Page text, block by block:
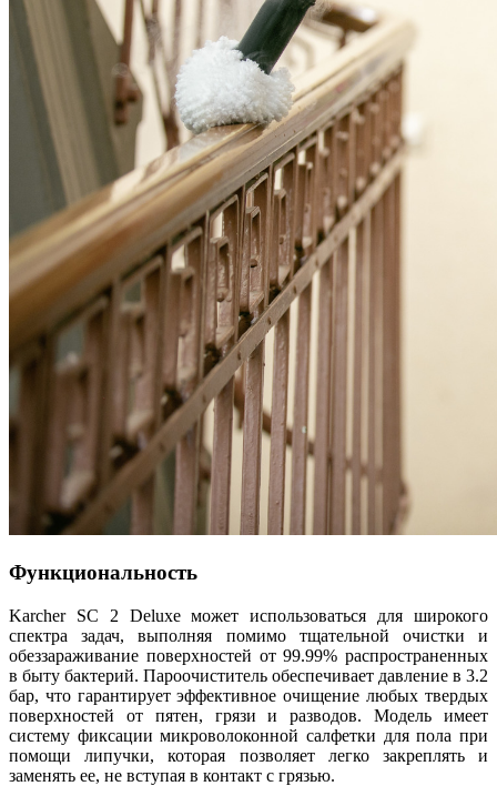
Функциональность
Karcher SC 2 Deluxe может использоваться для широкого
спектра задач, выполняя помимо тщательной очистки и
обеззараживание поверхностей от 99.99% распространенных
в быту бактерий. Пароочиститель обеспечивает давление в 3.2
бар, что гарантирует эффективное очищение любых твердых
поверхностей от пятен, грязи и разводов. Модель имеет
систему фиксации микроволоконной салфетки для пола при
помощи липучки, которая позволяет легко закреплять и
заменять ее, не вступая в контакт с грязью.